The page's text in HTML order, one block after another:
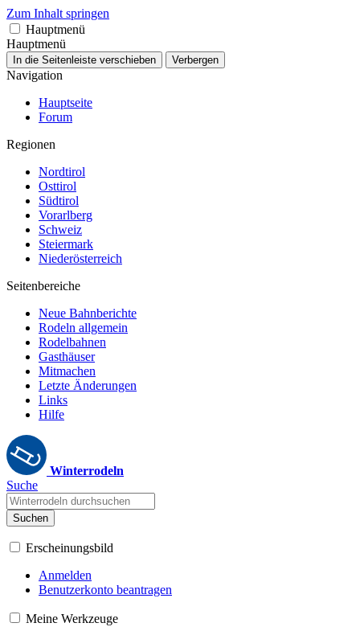
Zum Inhalt springen
Hauptmenü
Hauptmenü
In die Seitenleiste verschieben Verbergen
Navigation
Hauptseite
Forum
Regionen
Nordtirol
Osttirol
Südtirol
Vorarlberg
Schweiz
Steiermark
Niederösterreich
Seitenbereiche
Neue Bahnberichte
Rodeln allgemein
Rodelbahnen
Gasthäuser
Mitmachen
Letzte Änderungen
Links
Hilfe
Winterrodeln
Suche
Suchen
Erscheinungsbild
Anmelden
Benutzerkonto beantragen
Meine Werkzeuge